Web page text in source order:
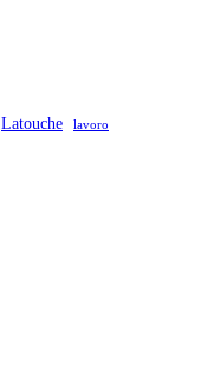
Latouche
lavoro